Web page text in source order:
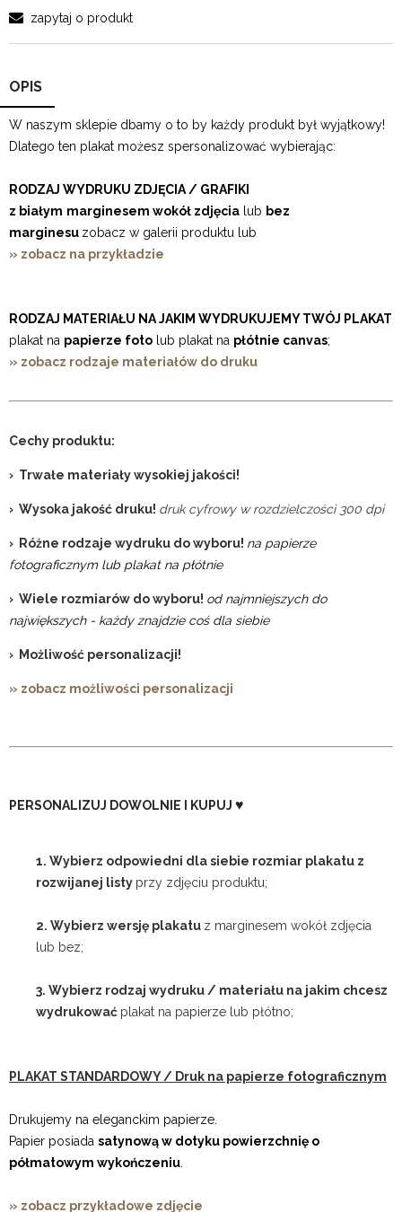
zapytaj o produkt
OPIS
W naszym sklepie dbamy o to by każdy produkt był wyjątkowy!
Dlatego ten plakat możesz spersonalizować wybierając:
RODZAJ WYDRUKU ZDJĘCIA / GRAFIKI
z białym marginesem wokół zdjęcia lub bez
marginesu zobacz w galerii produktu lub
» zobacz na przykładzie
RODZAJ MATERIAŁU NA JAKIM WYDRUKUJEMY TWÓJ PLAKAT
plakat na papierze foto lub plakat na płótnie canvas;
» zobacz rodzaje materiałów do druku
Cechy produktu:
› Trwałe materiały wysokiej jakości!
› Wysoka jakość druku! druk cyfrowy w rozdzielczości 300 dpi
› Różne rodzaje wydruku do wyboru! na papierze
fotograficznym lub plakat na płótnie
› Wiele rozmiarów do wyboru! od najmniejszych do
największych - każdy znajdzie coś dla siebie
› Możliwość personalizacji!
» zobacz możliwości personalizacji
PERSONALIZUJ DOWOLNIE I KUPUJ ♥
1. Wybierz odpowiedni dla siebie rozmiar plakatu z
rozwijanej listy przy zdjęciu produktu;
2. Wybierz wersję plakatu z marginesem wokół zdjęcia
lub bez;
3. Wybierz rodzaj wydruku / materiału na jakim chcesz
wydrukować plakat na papierze lub płótno;
PLAKAT STANDARDOWY / Druk na papierze fotograficznym
Drukujemy na eleganckim papierze.
Papier posiada satynową w dotyku powierzchnię o
półmatowym wykończeniu
» zobacz przykładowe zdjęcie